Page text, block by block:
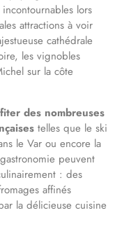
lors
attractions à voir
cathédrale
les vignobles
sur la côte
des nombreuses
telles que le ski
le Var ou encore la
peuvent
: des
affinés
la délicieuse cuisine